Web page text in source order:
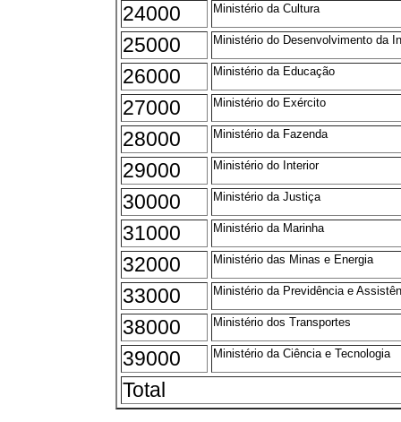
24000 Ministério da Cultura
25000 Ministério do Desenvolvimento da
26000 Ministério da Educação
27000 Ministério do Exército
28000 Ministério da Fazenda
29000 Ministério do Interior
30000 Ministério da Justiça
31000 Ministério da Marinha
32000 Ministério das Minas e Energia
33000 Ministério da Previdência e
38000 Ministério dos Transportes
39000 Ministério da Ciência e Tecnologia
Total